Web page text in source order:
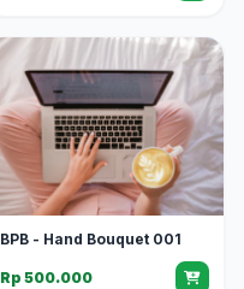
BPB - Hand Bouquet 001
Rp 500.000